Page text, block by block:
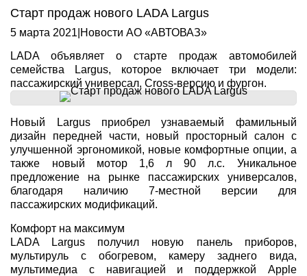
Старт продаж нового LADA Largus
5 марта 2021 Новости АО «АВТОВАЗ»
LADA объявляет о старте продаж автомобилей
семейства Largus, которое включает три модели:
пассажирский универсал, Cross-версию и фургон.
Новый Largus приобрел узнаваемый фамильный
дизайн передней части, новый просторный салон с
улучшенной эргономикой, новые комфортные опции, а
также новый мотор 1,6 л 90 л.с. Уникальное
предложение на рынке пассажирских универсалов,
благодаря наличию 7-местной версии для
пассажирских модификаций.
Комфорт на максимум
LADA Largus получил новую панель приборов,
мультируль с обогревом, камеру заднего вида,
мультимедиа с навигацией и поддержкой Apple